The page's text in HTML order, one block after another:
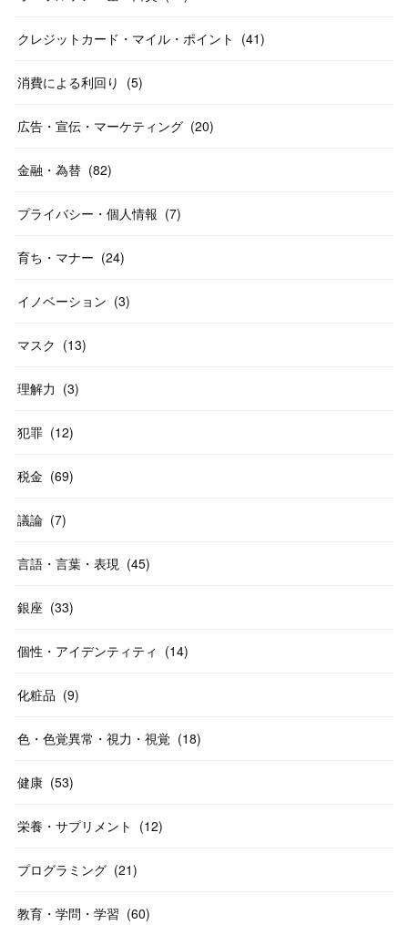
クレジットカード・マイル・ポイント (41)
消費による利回り (5)
広告・宣伝・マーケティング (20)
金融・為替 (82)
プライバシー・個人情報 (7)
育ち・マナー (24)
イノベーション (3)
マスク (13)
理解力 (3)
犯罪 (12)
税金 (69)
議論 (7)
言語・言葉・表現 (45)
銀座 (33)
個性・アイデンティティ (14)
化粧品 (9)
色・色覚異常・視力・視覚 (18)
健康 (53)
栄養・サプリメント (12)
プログラミング (21)
教育・学問・学習 (60)